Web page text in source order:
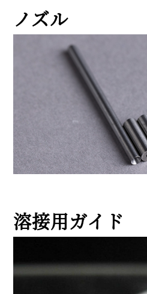
ノズル
溶接用ガイド